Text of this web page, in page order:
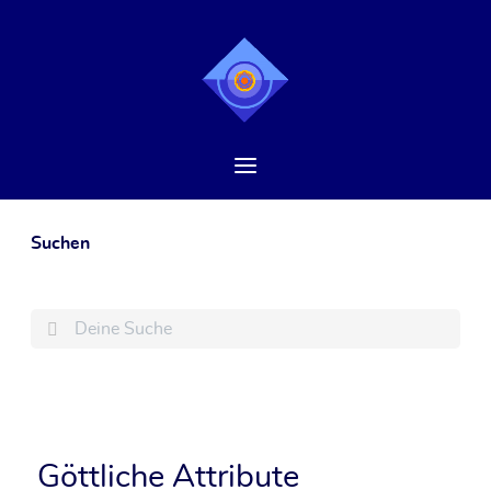
Suchen
Search
Göttliche Attribute